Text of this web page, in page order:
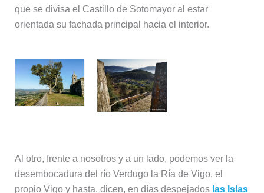
que se divisa el Castillo de Sotomayor al estar
orientada su fachada principal hacia el interior.
Al otro, frente a nosotros y a un lado, podemos ver la
desembocadura del río Verdugo la Ría de Vigo, el
propio Vigo y hasta, dicen, en días despejados las Islas